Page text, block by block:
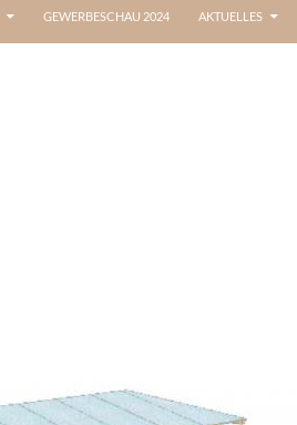
GEWERBESCHAU 2024 AKTUELLES